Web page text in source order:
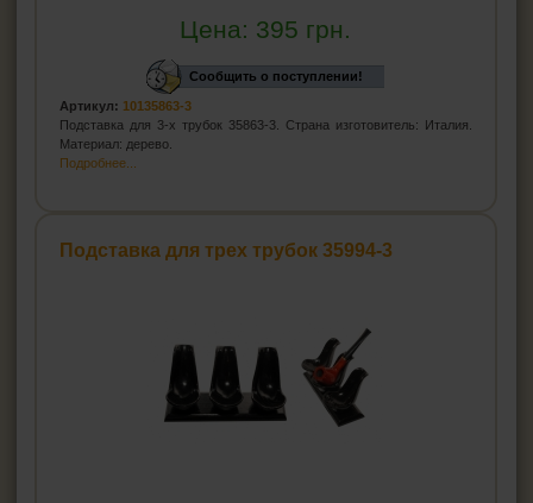
Цена: 395 грн.
Сообщить о поступлении!
Артикул: 10135863-3
Подставка для 3-х трубок 35863-3. Страна изготовитель: Италия.
Материал: дерево.
Подробнее...
Подставка для трех трубок 35994-3